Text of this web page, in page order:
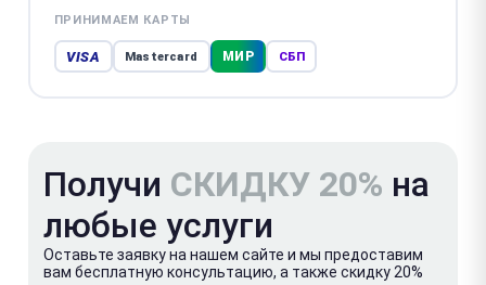
ПРИНИМАЕМ КАРТЫ
VISA Mastercard МИР СБП
Получи СКИДКУ 20% на
любые услуги
Оставьте заявку на нашем сайте и мы предоставим
вам бесплатную консультацию, а также скидку 20%